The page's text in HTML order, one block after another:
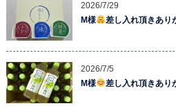
2026/7/29
M様
差し入れ頂きあ
2026/7/5
M様
差し入れ頂きあ